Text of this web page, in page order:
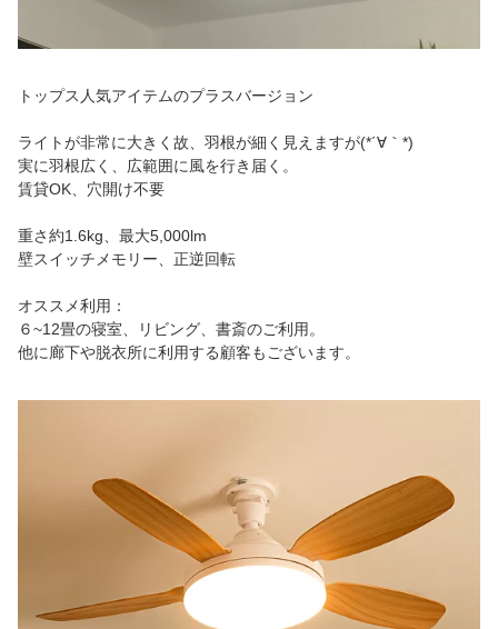
トップス人気アイテムのプラスバージョン
ライトが非常に大きく故、羽根が細く見えますが(*´∀｀*)
実に羽根広く、広範囲に風を行き届く。
賃貸OK、穴開け不要
重さ約1.6kg、最大5,000lm
壁スイッチメモリー、正逆回転
オススメ利用：
６~12畳の寝室、リビング、書斎のご利用。
他に廊下や脱衣所に利用する顧客もございます。